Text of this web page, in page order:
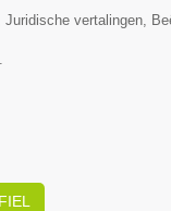
vertalingen,